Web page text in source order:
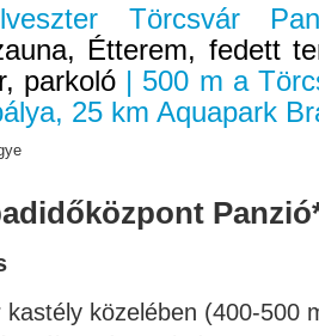
Törcsvár
Étterem, fedett
parkoló | 500 m a
25 km Aquapark
kastély közelében (400-500